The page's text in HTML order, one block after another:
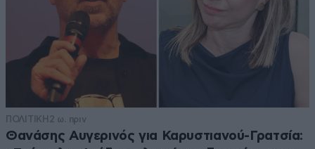
ΠΟΛΙΤΙΚΗ 2 ω. πριν
Θανάσης Αυγερινός για Καρυστιανού-Γρατσία: